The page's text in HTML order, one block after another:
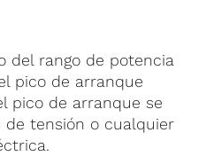
del rango de potencia
pico de arranque
pico de arranque se
de tensión o cualquier